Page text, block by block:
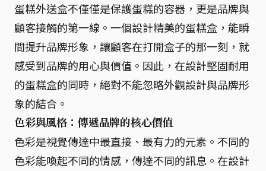
蛋糕外送盒不僅僅是保護蛋糕的容器，更是品牌與
顧客接觸的第一線。一個設計精美的蛋糕盒，能瞬
間提升品牌形象，讓顧客在打開盒子的那一刻，就
感受到品牌的用心與價值。因此，在設計堅固耐用
的蛋糕盒的同時，絕對不能忽略外觀設計與品牌形
象的結合。
色彩與風格： 傳遞品牌的核心價值
色彩是視覺傳達中最直接、最有力的元素。不同的
色彩能喚起不同的情感，傳達不同的訊息。在設計